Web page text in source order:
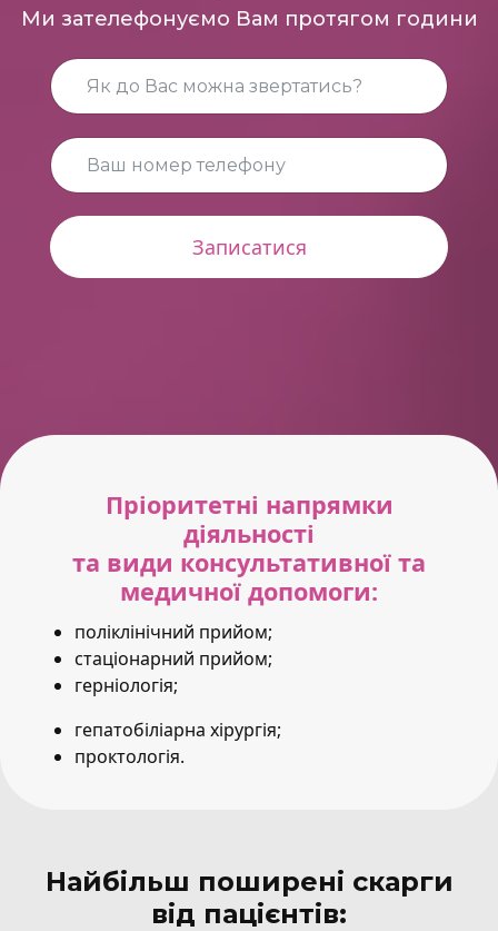
Ми зателефонуємо Вам протягом години
Записатися
Пріоритетні напрямки
діяльності
та види консультативної та
медичної допомоги:
поліклінічний прийом;
стаціонарний прийом;
герніологія;
гепатобіліарна хірургія;
проктологія.
Найбільш поширені скарги
від пацієнтів: